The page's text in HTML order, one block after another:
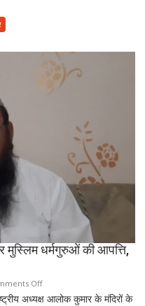
नहीं,
क़ुरआन
उलेमा
मुस्लिम धर्मगुरुओं की आपत्ति,
Offon
VHP
अध्यक्ष आलोक कुमार के मंदिरों के